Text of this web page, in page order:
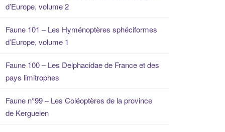
d’Europe, volume 2
Faune 101 – Les Hyménoptères sphéciformes
d’Europe, volume 1
Faune 100 – Les Delphacidae de France et des
pays limitrophes
Faune n°99 – Les Coléoptères de la province
de Kerguelen